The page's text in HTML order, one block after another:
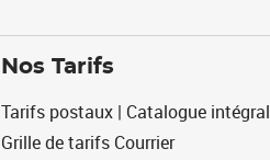
Nos Tarifs
Tarifs postaux | Catalogue intégral
Grille de tarifs Courrier